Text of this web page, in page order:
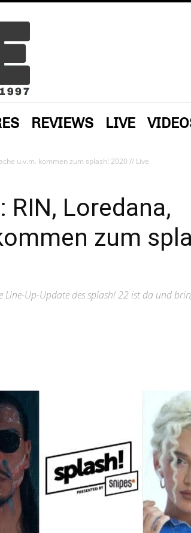
REVIEWS LIVE
u.v.m. kommen zum splash! 2020 // Live
RIN, Loredana,
zum
Line-Up-Update des splash! 22 ist da und